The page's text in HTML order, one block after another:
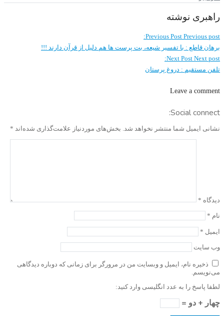
راهبری نوشته
Previous Post Previous post:
برهان قاطع : با تفسیر شیعه، بت پرست ها هم دلیل از قرآن دارند !!!
Next Post Next post:
تلفن مستقیم : دروغ پرستان
Leave a comment
Social connect:
نشانی ایمیل شما منتشر نخواهد شد. بخش‌های موردنیاز علامت‌گذاری شده‌اند *
دیدگاه *
نام *
ایمیل *
وب‌ سایت
ذخیره نام، ایمیل و وبسایت من در مرورگر برای زمانی که دوباره دیدگاهی
می‌نویسم.
لطفا پاسخ را به عدد انگلیسی وارد کنید:
چهار + دو =